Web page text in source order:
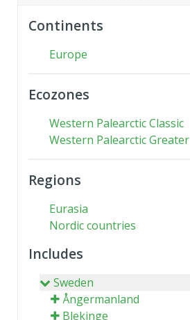
Continents
Europe
Ecozones
Western Palearctic Classic
Western Palearctic Greater
Regions
Eurasia
Nordic countries
Includes
Sweden
Ångermanland
Blekinge